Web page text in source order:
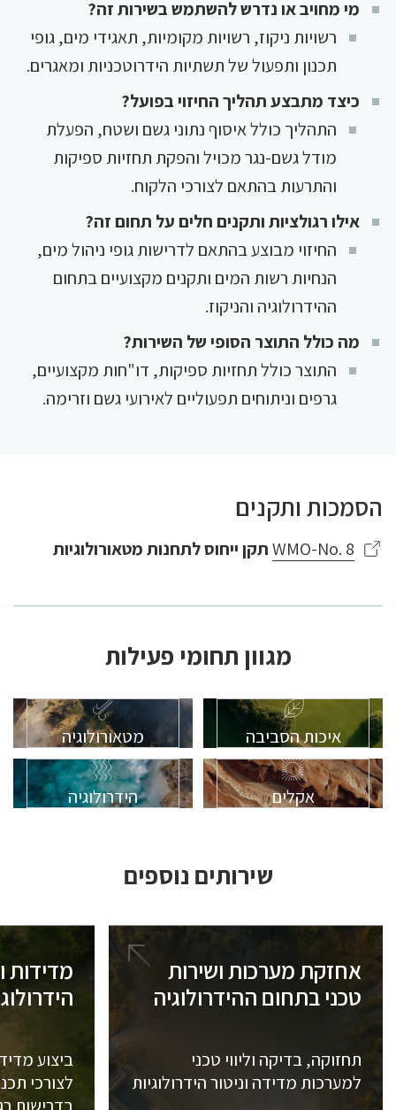
מי מחויב או נדרש להשתמש בשירות זה?
רשויות ניקוז, רשויות מקומיות, תאגידי מים, גופי
תכנון ותפעול של תשתיות הידרוטכניות ומאגרים.
כיצד מתבצע תהליך החיזוי בפועל?
התהליך כולל איסוף נתוני גשם ושטח, הפעלת
מודל גשם-נגר מכויל והפקת תחזיות ספיקות
והתרעות בהתאם לצורכי הלקוח.
אילו רגולציות ותקנים חלים על תחום זה?
החיזוי מבוצע בהתאם לדרישות גופי ניהול מים,
הנחיות רשות המים ותקנים מקצועיים בתחום
ההידרולוגיה והניקוז.
מה כולל התוצר הסופי של השירות?
התוצר כולל תחזיות ספיקות, דו"חות מקצועיים,
גרפים וניתוחים תפעוליים לאירועי גשם וזרימה.
הסמכות ותקנים
WMO-No. 8תקן ייחוס לתחנות מטאורולוגיות
מגוון תחומי פעילות
איכות הסביבה מטאורולוגיה
אקלים הידרולוגיה
שירותים נוספים
אחזקת מערכות ושירות
טכני בתחום ההידרולוגיה
תחזוקה, בדיקה וליווי טכני
למערכות מדידה וניטור הידרולוגיות
מדידות
ביצוע
לצורכי